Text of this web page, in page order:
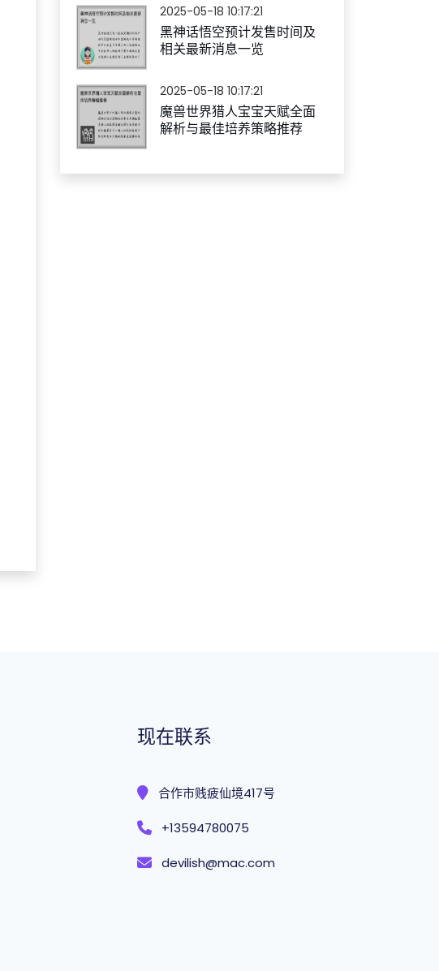
2025-05-18 10:17:21
黑神话悟空预计发售时间及
相关最新消息一览
2025-05-18 10:17:21
魔兽世界猎人宝宝天赋全面
解析与最佳培养策略推荐
现在联系
合作市贱疲仙境417号
+13594780075
devilish@mac.com